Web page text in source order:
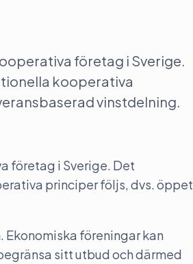
företag i Sverige.
kooperativa
vinstdelning.
företag i Sverige. Det
principer följs, dvs. öppet
föreningar kan
sitt utbud och därmed